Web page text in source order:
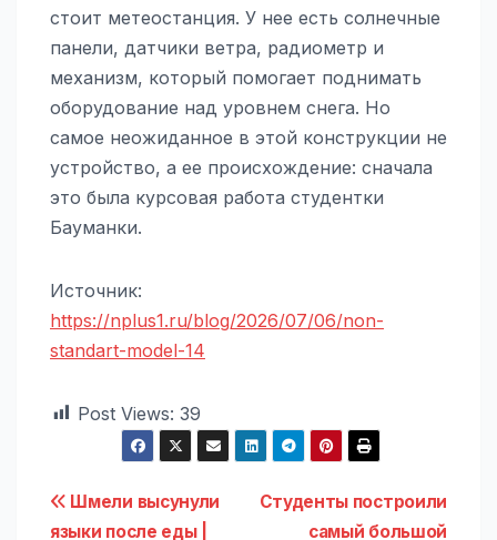
стоит метеостанция. У нее есть солнечные
панели, датчики ветра, радиометр и
механизм, который помогает поднимать
оборудование над уровнем снега. Но
самое неожиданное в этой конструкции не
устройство, а ее происхождение: сначала
это была курсовая работа студентки
Бауманки.
Источник:
https://nplus1.ru/blog/2026/07/06/non-
standart-model-14
Post Views: 39
Навигация
Студенты построили
самый большой
Шмели высунули
языки после еды |